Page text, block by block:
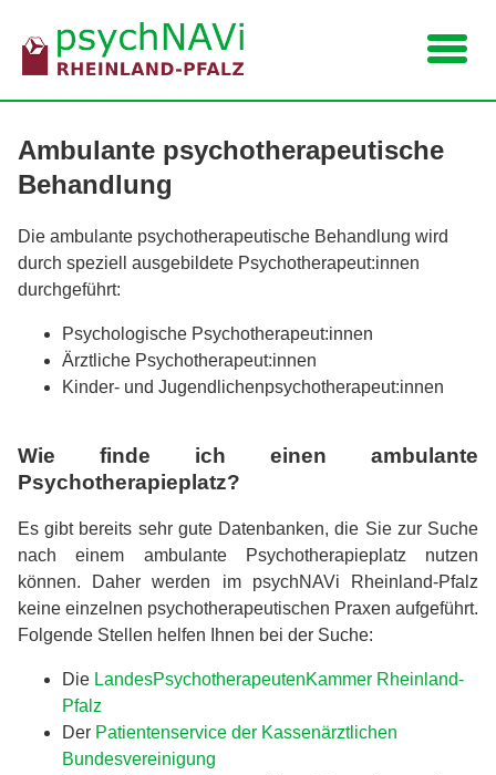
Navigation
Ambulante psychotherapeutische
Behandlung
Die ambulante psychotherapeutische Behandlung wird
durch speziell ausgebildete Psychotherapeut:innen
durchgeführt:
Psychologische Psychotherapeut:innen
Ärztliche Psychotherapeut:innen
Kinder- und Jugendlichenpsychotherapeut:innen
Wie finde ich einen ambulante
Psychotherapieplatz?
Es gibt bereits sehr gute Datenbanken, die Sie zur Suche
nach einem ambulante Psychotherapieplatz nutzen
können. Daher werden im psychNAVi Rheinland-Pfalz
keine einzelnen psychotherapeutischen Praxen aufgeführt.
Folgende Stellen helfen Ihnen bei der Suche:
Die LandesPsychotherapeutenKammer Rheinland-
Pfalz
Der Patientenservice der Kassenärztlichen
Bundesvereinigung